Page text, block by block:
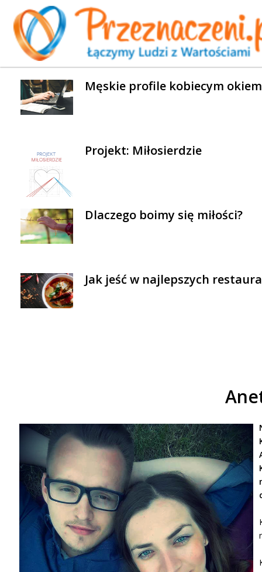
WYBRANE AKTUALNOŚCI
Męskie profile kobiecym okiem
Projekt: Miłosierdzie
Dlaczego boimy się miłości?
Jak jeść w najlepszych